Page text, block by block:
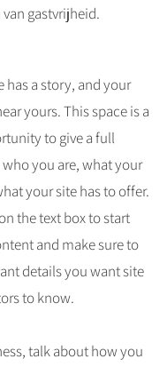
gastvrijheid.
has a story, and your
yours. This space is a
to give a full
you are, what your
your site has to offer.
the text box to start
and make sure to
details you want site
to know.
talk about how you